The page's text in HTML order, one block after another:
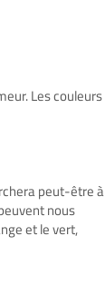
Les couleurs
peut-être à
nous
et le vert,